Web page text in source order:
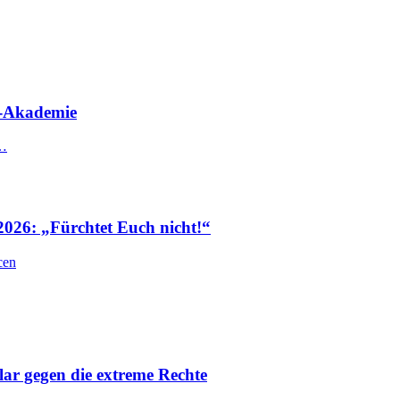
„Fürchtet Euch nicht!“
gegen die extreme Rechte